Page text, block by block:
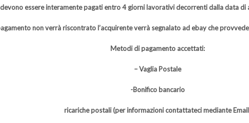
essere interamente pagati entro 4 giorni lavorativi decorrenti dalla data di
non verrà riscontrato l’acquirente verrà segnalato ad ebay che
Metodi di pagamento accettati:
– Vaglia Postale
-Bonifico bancario
ricariche postali (per informazioni contattateci mediante